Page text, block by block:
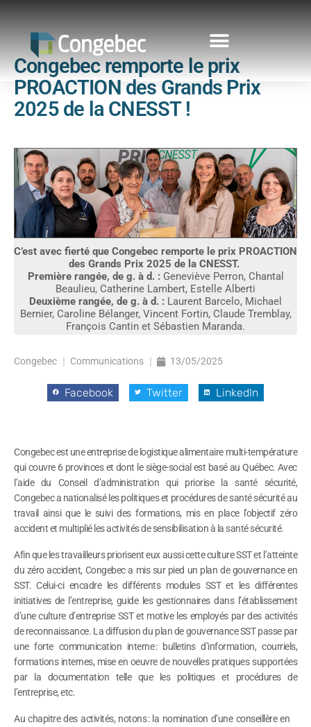
Congebec remporte le prix
PROACTION des Grands Prix
2025 de la CNESST !
C’est avec fierté que Congebec remporte le prix PROACTION
des Grands Prix 2025 de la CNESST.
Première rangée, de g. à d. :Geneviève Perron, Chantal
Beaulieu, Catherine Lambert, Estelle Alberti
Deuxième rangée, de g. à d. : Laurent Barcelo, Michael
Bernier, Caroline Bélanger, Vincent Fortin, Claude Tremblay,
François Cantin et Sébastien Maranda.
Congebec Communications 13/05/2025
Facebook Twitter LinkedIn
Congebec est une entreprise de logistique alimentaire multi-température
qui couvre 6 provinces et dont le siège-social est basé au Québec. Avec
l’aide du Conseil d’administration qui priorise la santé sécurité,
Congebec a nationalisé les politiques et procédures de santé sécurité au
travail ainsi que le suivi des formations, mis en place l’objectif zéro
accident et multiplié les activités de sensibilisation à la santé sécurité.
Afin que les travailleurs priorisent eux aussi cette culture SST et l’atteinte
du zéro accident, Congebec a mis sur pied un plan de gouvernance en
SST. Celui-ci encadre les différents modules SST et les différentes
initiatives de l’entreprise, guide les gestionnaires dans l’établissement
d’une culture d’entreprise SST et motive les employés par des activités
de reconnaissance. La diffusion du plan de gouvernance SST passe par
une forte communication interne : bulletins d’information, courriels,
formations internes, mise en oeuvre de nouvelles pratiques supportées
par la documentation telle que les politiques et procédures de
l’entreprise, etc.
Au chapitre des activités, notons : la nomination d’une conseillère en